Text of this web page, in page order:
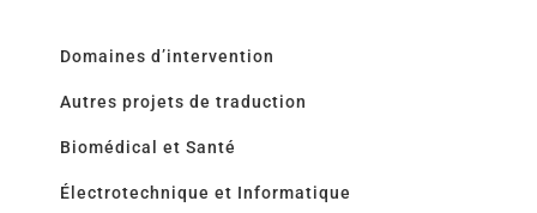
Domaines d’intervention
Autres projets de traduction
Biomédical et Santé
Électrotechnique et Informatique